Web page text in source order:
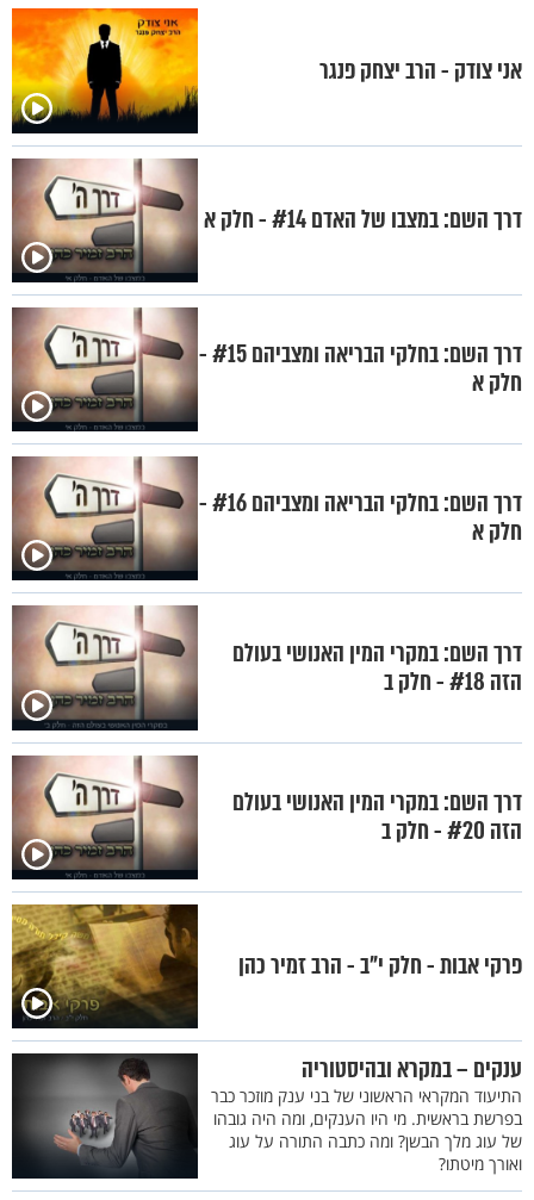
אני צודק - הרב יצחק פנגר
דרך השם: במצבו של האדם #14 - חלק א
דרך השם: בחלקי הבריאה ומצביהם #15 -
חלק א
דרך השם: בחלקי הבריאה ומצביהם #16 -
חלק א
דרך השם: במקרי המין האנושי בעולם
הזה #18 - חלק ב
דרך השם: במקרי המין האנושי בעולם
הזה #20 - חלק ב
פרקי אבות - חלק י"ב - הרב זמיר כהן
ענקים – במקרא ובהיסטוריה
התיעוד המקראי הראשוני של בני ענק מוזכר כבר
בפרשת בראשית. מי היו הענקים, ומה היה גובהו
של עוג מלך הבשן? ומה כתבה התורה על עוג
ואורך מיטתו?